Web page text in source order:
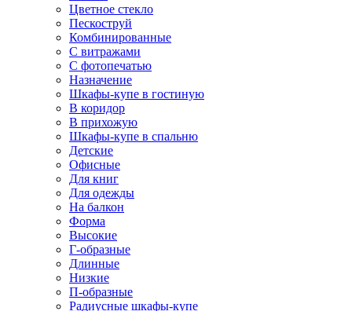
Цветное стекло
Пескоструй
Комбинированные
С витражами
С фотопечатью
Назначение
Шкафы-купе в гостиную
В коридор
В прихожую
Шкафы-купе в спальню
Детские
Офисные
Для книг
Для одежды
На балкон
Форма
Высокие
Г-образные
Длинные
Низкие
П-образные
Радиусные шкафы-купе